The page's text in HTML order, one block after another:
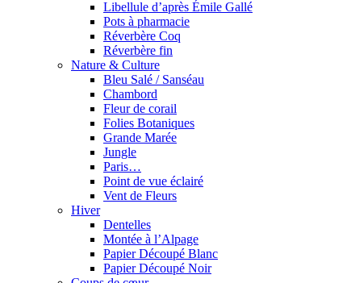
Libellule d’après Émile Gallé
Pots à pharmacie
Réverbère Coq
Réverbère fin
Nature & Culture
Bleu Salé / Sanséau
Chambord
Fleur de corail
Folies Botaniques
Grande Marée
Jungle
Paris…
Point de vue éclairé
Vent de Fleurs
Hiver
Dentelles
Montée à l’Alpage
Papier Découpé Blanc
Papier Découpé Noir